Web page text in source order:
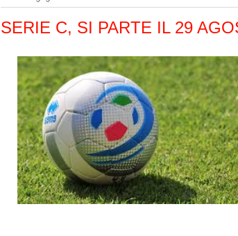
SERIE C, SI PARTE IL 29